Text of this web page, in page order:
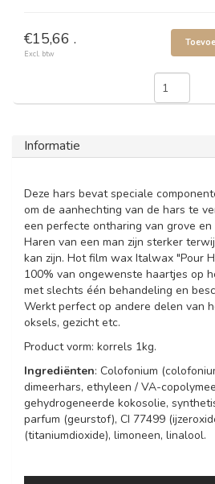
€15,66 .
Excl. btw
Informatie
Deze hars bevat speciale
om de aanhechting van de hars te
een perfecte ontharing van grove en
Haren van een man zijn sterker
kan zijn. Hot film wax Italwax "Pour
100% van ongewenste haartjes op
met slechts één behandeling en
Werkt perfect op andere delen van
oksels, gezicht etc.
Product vorm: korrels 1kg.
Ingrediënten: Colofonium
dimeerhars, ethyleen / VA-
gehydrogeneerde kokosolie,
parfum (geurstof), CI 77499
(titaniumdioxide), limoneen, linalool.